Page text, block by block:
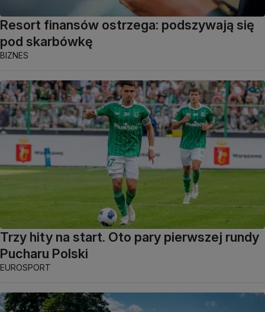
Resort finansów ostrzega: podszywają się
pod skarbówkę
BIZNES
Trzy hity na start. Oto pary pierwszej rundy
Pucharu Polski
EUROSPORT